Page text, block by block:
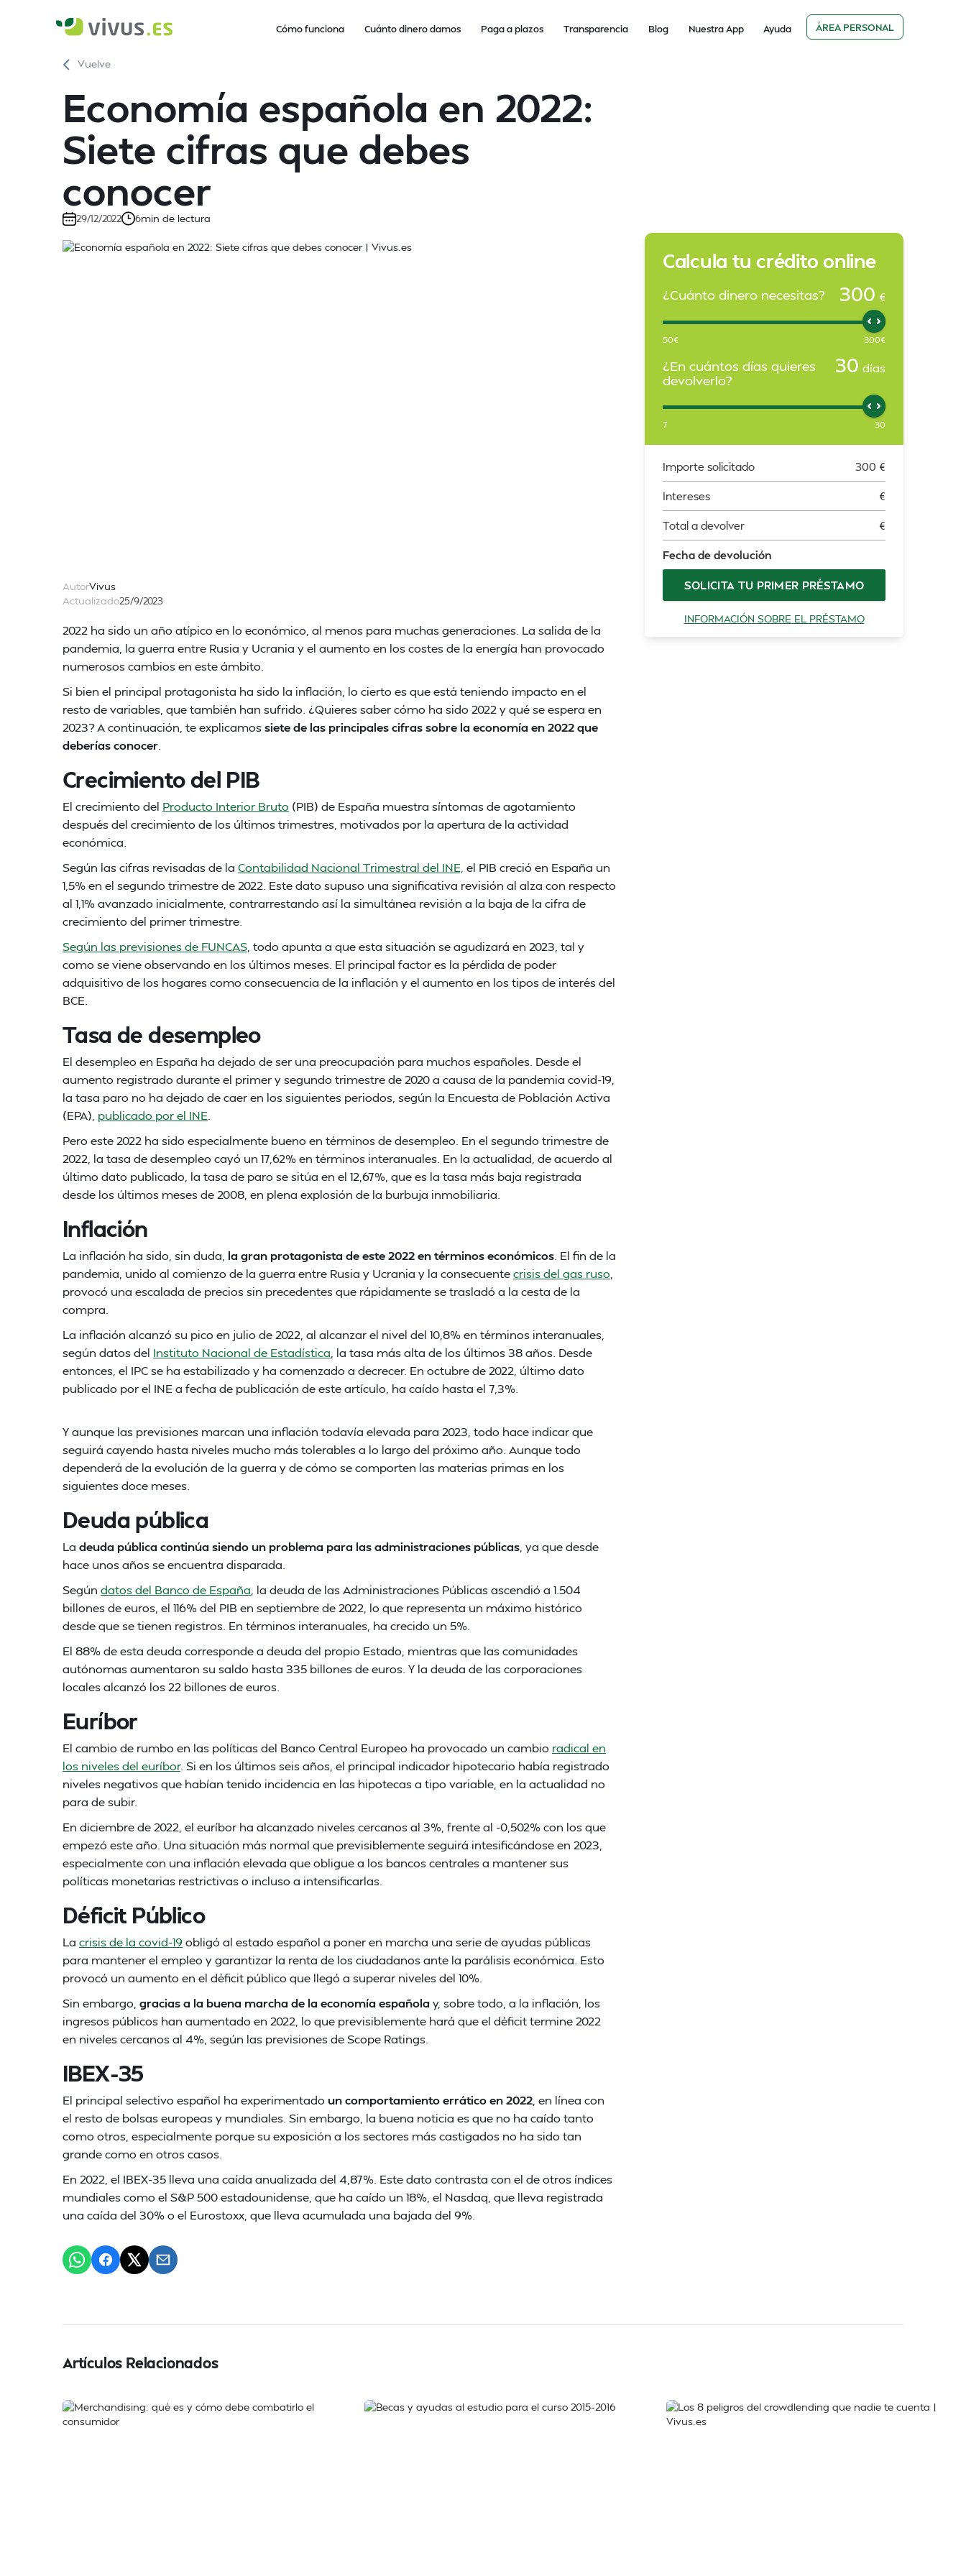
Cómo funciona Cuánto dinero damos Paga a plazos Transparencia Blog Nuestra App Ayuda ÁREA PERSONAL
Vuelve
Economía española en 2022:
Siete cifras que debes
conocer
29/12/2022 6min de lectura
AutorVivus
Actualizado25/9/2023
2022 ha sido un año atípico en lo económico, al menos para muchas generaciones. La salida de la
pandemia, la guerra entre Rusia y Ucrania y el aumento en los costes de la energía han provocado
numerosos cambios en este ámbito.
Si bien el principal protagonista ha sido la inflación, lo cierto es que está teniendo impacto en el
resto de variables, que también han sufrido. ¿Quieres saber cómo ha sido 2022 y qué se espera en
2023? A continuación, te explicamossiete de las principales cifras sobre la economía en 2022 que
deberías conocer
Crecimiento del PIB
El crecimiento del Producto Interior Bruto (PIB) de España muestra síntomas de agotamiento
después del crecimiento de los últimos trimestres, motivados por la apertura de la actividad
económica.
Según las cifras revisadas de la Contabilidad Nacional Trimestral del INE, el PIB creció en España un
1,5% en el segundo trimestre de 2022. Este dato supuso una significativa revisión al alza con respecto
al 1,1% avanzado inicialmente, contrarrestando así la simultánea revisión a la baja de la cifra de
crecimiento del primer trimestre.
Según las previsiones de FUNCAS , todo apunta a que esta situación se agudizará en 2023, tal y
como se viene observando en los últimos meses. El principal factor es la pérdida de poder
adquisitivo de los hogares como consecuencia de la inflación y el aumento en los tipos de interés del
BCE.
Tasa de desempleo
El desempleo en España ha dejado de ser una preocupación para muchos españoles. Desde el
aumento registrado durante el primer y segundo trimestre de 2020 a causa de la pandemia covid-19,
la tasa paro no ha dejado de caer en los siguientes periodos, según la Encuesta de Población Activa
(EPA), publicado por el INE
Pero este 2022 ha sido especialmente bueno en términos de desempleo. En el segundo trimestre de
2022, la tasa de desempleo cayó un 17,62% en términos interanuales. En la actualidad, de acuerdo al
último dato publicado, la tasa de paro se sitúa en el 12,67%, que es la tasa más baja registrada
desde los últimos meses de 2008, en plena explosión de la burbuja inmobiliaria.
Inflación
La inflación ha sido, sin duda, la gran protagonista de este 2022 en términos económicos . El fin de la
pandemia, unido al comienzo de la guerra entre Rusia y Ucrania y la consecuentecrisis del gas ruso
provocó una escalada de precios sin precedentes que rápidamente se trasladó a la cesta de la
compra.
La inflación alcanzó su pico en julio de 2022, al alcanzar el nivel del 10,8% en términos interanuales,
según datos del Instituto Nacional de Estadística , la tasa más alta de los últimos 38 años. Desde
entonces, el IPC se ha estabilizado y ha comenzado a decrecer. En octubre de 2022, último dato
publicado por el INE a fecha de publicación de este artículo, ha caído hasta el 7,3%.
Y aunque las previsiones marcan una inflación todavía elevada para 2023, todo hace indicar que
seguirá cayendo hasta niveles mucho más tolerables a lo largo del próximo año. Aunque todo
dependerá de la evolución de la guerra y de cómo se comporten las materias primas en los
siguientes doce meses.
Deuda pública
La deuda pública continúa siendo un problema para las administraciones públicas , ya que desde
hace unos años se encuentra disparada.
Según datos del Banco de España , la deuda de las Administraciones Públicas ascendió a 1.504
billones de euros, el 116% del PIB en septiembre de 2022, lo que representa un máximo histórico
desde que se tienen registros. En términos interanuales, ha crecido un 5%.
El 88% de esta deuda corresponde a deuda del propio Estado, mientras que las comunidades
autónomas aumentaron su saldo hasta 335 billones de euros. Y la deuda de las corporaciones
locales alcanzó los 22 billones de euros.
Euríbor
El cambio de rumbo en las políticas del Banco Central Europeo ha provocado un cambio radical en
los niveles del euríbor. Si en los últimos seis años, el principal indicador hipotecario había registrado
niveles negativos que habían tenido incidencia en las hipotecas a tipo variable, en la actualidad no
para de subir.
En diciembre de 2022, el euríbor ha alcanzado niveles cercanos al 3%, frente al -0,502% con los que
empezó este año. Una situación más normal que previsiblemente seguirá intesificándose en 2023,
especialmente con una inflación elevada que obligue a los bancos centrales a mantener sus
políticas monetarias restrictivas o incluso a intensificarlas.
Déficit Público
La crisis de la covid-19obligó al estado español a poner en marcha una serie de ayudas públicas
para mantener el empleo y garantizar la renta de los ciudadanos ante la parálisis económica. Esto
provocó un aumento en el déficit público que llegó a superar niveles del 10%.
Sin embargo, gracias a la buena marcha de la economía española y, sobre todo, a la inflación, los
ingresos públicos han aumentado en 2022, lo que previsiblemente hará que el déficit termine 2022
en niveles cercanos al 4%, según las previsiones de Scope Ratings.
IBEX-35
El principal selectivo español ha experimentado un comportamiento errático en 2022 , en línea con
el resto de bolsas europeas y mundiales. Sin embargo, la buena noticia es que no ha caído tanto
como otros, especialmente porque su exposición a los sectores más castigados no ha sido tan
grande como en otros casos.
En 2022, el IBEX-35 lleva una caída anualizada del 4,87%. Este dato contrasta con el de otros índices
mundiales como el S&P 500 estadounidense, que ha caído un 18%, el Nasdaq, que lleva registrada
una caída del 30% o el Eurostoxx, que lleva acumulada una bajada del 9%.
Calcula tu crédito online
¿Cuánto dinero necesitas? 300 €
50€ 300€
¿En cuántos días quieres
devolverlo?
30 días
7 30
Importe solicitado 300 €
Intereses €
Total a devolver €
Fecha de devolución
SOLICITA TU PRIMER PRÉSTAMO
INFORMACIÓN SOBRE EL PRÉSTAMO
Artículos Relacionados